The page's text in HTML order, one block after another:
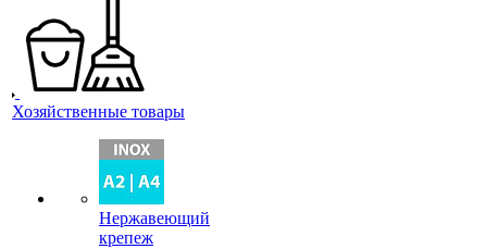
Хозяйственные товары
Нержавеющий
крепеж